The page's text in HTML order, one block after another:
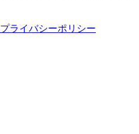
プライバシーポリシー